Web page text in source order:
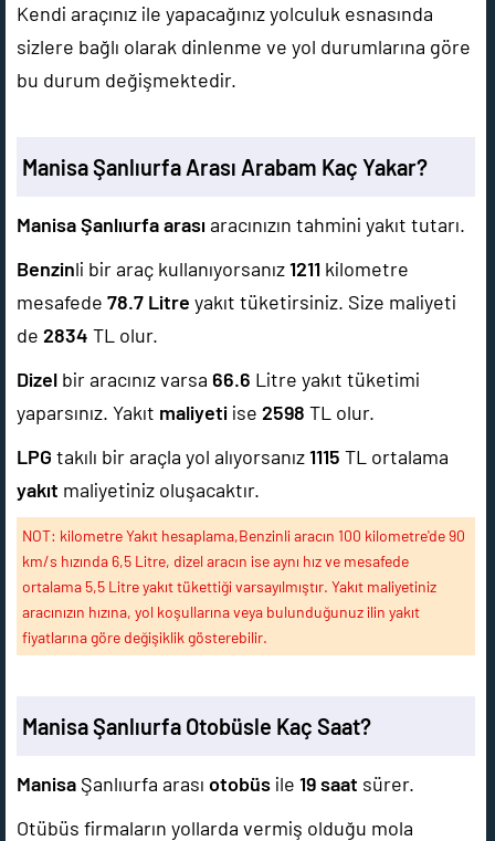
Kendi araçınız ile yapacağınız yolculuk esnasında
sizlere bağlı olarak dinlenme ve yol durumlarına göre
bu durum değişmektedir.
Manisa Şanlıurfa Arası Arabam Kaç Yakar?
Manisa Şanlıurfa arasıaracınızın tahmini yakıt tutarı.
Benzinli bir araç kullanıyorsanız1211 kilometre
mesafede 78.7 Litre yakıt tüketirsiniz. Size maliyeti
de 2834 TL olur.
Dizel bir aracınız varsa 66.6 Litre yakıt tüketimi
yaparsınız. Yakıt maliyeti ise 2598 TL olur.
LPG takılı bir araçla yol alıyorsanız1115 TL ortalama
yakıt maliyetiniz oluşacaktır.
NOT: kilometre Yakıt hesaplama,Benzinli aracın 100 kilometre'de 90
km/s hızında 6,5 Litre, dizel aracın ise aynı hız ve mesafede
ortalama 5,5 Litre yakıt tükettiği varsayılmıştır. Yakıt maliyetiniz
aracınızın hızına, yol koşullarına veya bulunduğunuz ilin yakıt
fiyatlarına göre değişiklik gösterebilir.
Manisa Şanlıurfa Otobüsle Kaç Saat?
Manisa Şanlıurfa arası otobüs ile 19 saat sürer.
Otübüs firmaların yollarda vermiş olduğu mola